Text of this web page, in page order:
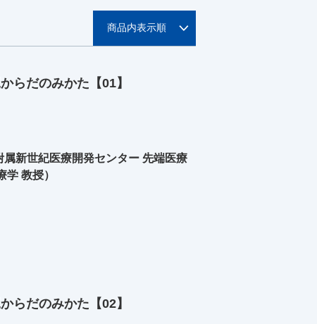
らだのみかた【01】
新世紀医療開発センター 先端医療
教授）
らだのみかた【02】